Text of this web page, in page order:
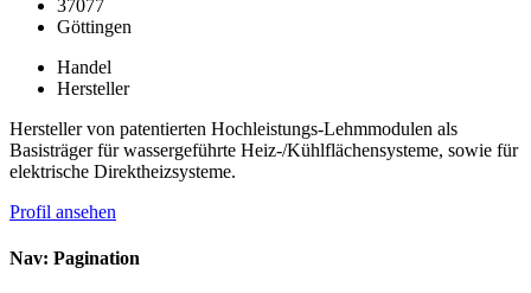
37077
Göttingen
Handel
Hersteller
Hersteller von patentierten Hochleistungs-Lehmmodulen als
Basisträger für wassergeführte Heiz-/Kühlflächensysteme, sowie für
elektrische Direktheizsysteme.
Profil ansehen
Nav: Pagination